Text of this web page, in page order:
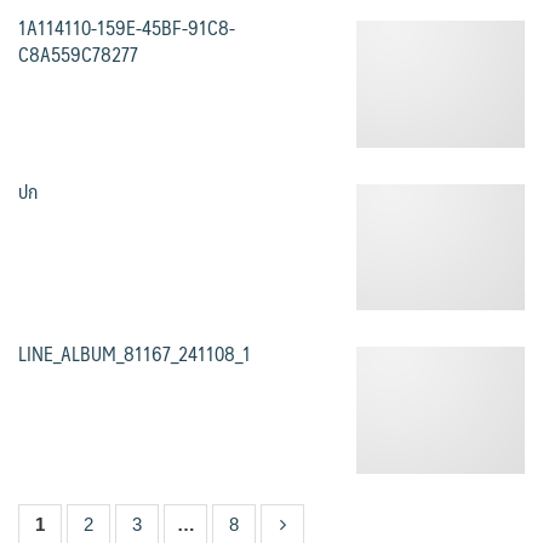
1A114110-159E-45BF-91C8-
C8A559C78277
ปก
LINE_ALBUM_81167_241108_1
1 2 3 … 8